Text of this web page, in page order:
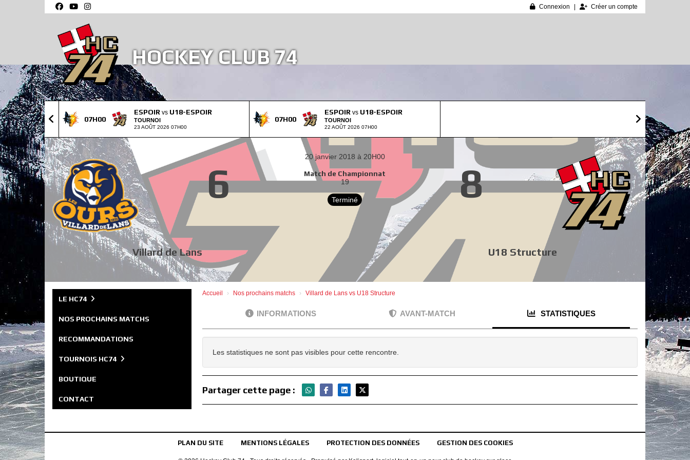
Connexion Créer un compte
HOCKEY CLUB 74
07H00
ESPOIR vs U18-ESPOIR
TOURNOI
23 AOÛT 2026 07H00
07H00
ESPOIR vs U18-ESPOIR
TOURNOI
22 AOÛT 2026 07H00
20 janvier 2018 à 20H00
Match de Championnat
19
Terminé
6 8
Villard de Lans U18 Structure
LE HC74
NOS PROCHAINS MATCHS
RECOMMANDATIONS
TOURNOIS HC74
BOUTIQUE
CONTACT
Accueil Nos prochains matchs Villard de Lans vs U18 Structure
INFORMATIONS AVANT-MATCH STATISTIQUES
Les statistiques ne sont pas visibles pour cette rencontre.
Partager cette page :
PLAN DU SITE MENTIONS LÉGALES PROTECTION DES DONNÉES GESTION DES COOKIES
Panneau de gestion des cookies